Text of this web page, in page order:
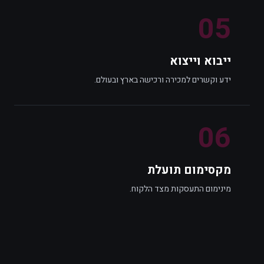
05
ייבוא וייצוא
ידע וקשרים למכירה ורכישה בארץ ובעולם.
06
מקסימום תועלת
מינימום התעסקות מצד הלקוח.